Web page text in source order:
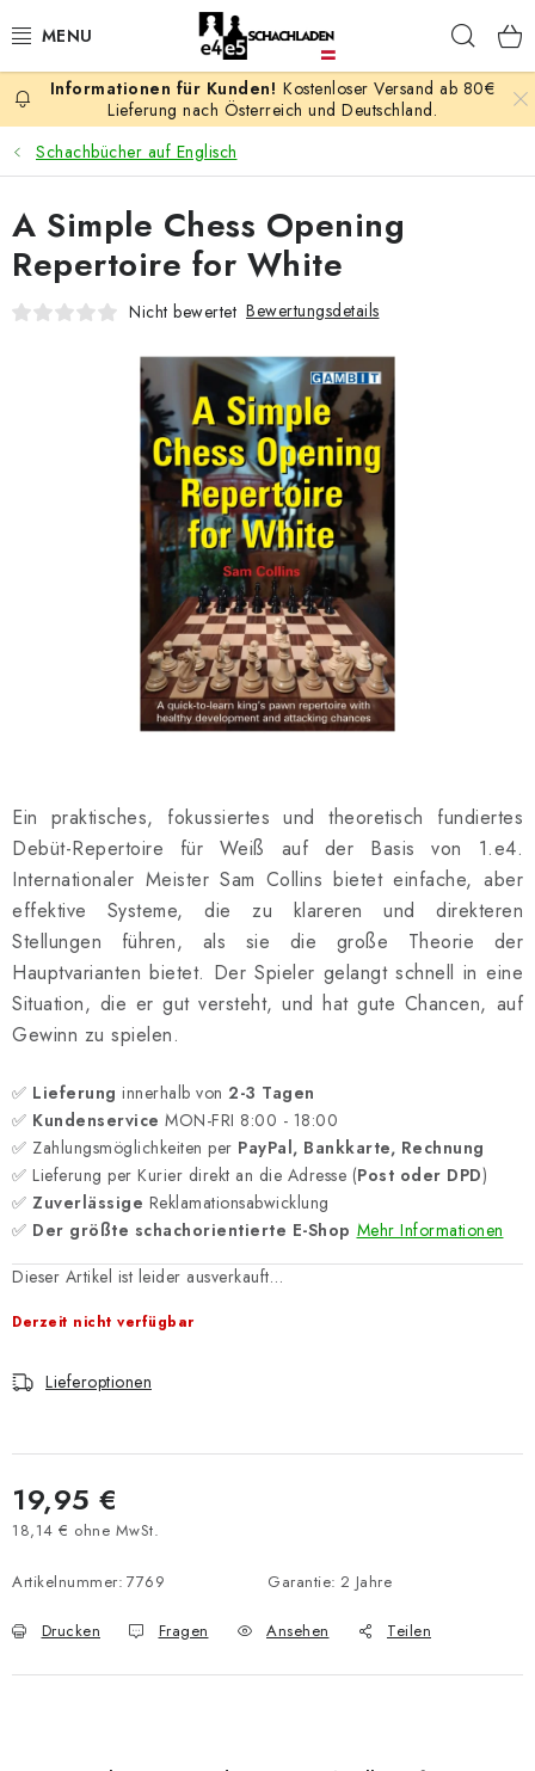
Inhalt
AKTION
SCHACHSPIELE
SCHACHFIGUREN
SCHACHBRETTER
SCHACHUHREN
SCHACHBÜCHER
SCHACH-ANTIQUITÄTENLADEN
SCHACH ONLINE
SCHACH-MERCH
SCHACH GESCHENKE
GESCHÄFTSBEDINGUNGEN
Kontakt FAQ Über uns
Schachblog
Geschäftsbedingungen
Kostenloser Versand ab 80€
Lieferung nach Österreich und Deutschland.
Schachbücher auf Englisch
Ein praktisches, fokussiertes und theoretisch fundiertes
Debüt-Repertoire für Weiß auf der Basis von 1.e4.
Internationaler Meister Sam Collins bietet einfache, aber
effektive Systeme, die zu klareren und direkteren
Stellungen führen, als sie die große Theorie der
Hauptvarianten bietet. Der Spieler gelangt schnell in eine
Situation, die er gut versteht, und hat gute Chancen, auf
Gewinn zu spielen.
✅ Lieferung innerhalb von 2-3 Tagen
✅ Kundenservice MON-FRI 8:00 - 18:00
✅ Zahlungsmöglichkeiten per PayPal, Bankkarte, Rechnung
✅ Lieferung per Kurier direkt an die Adresse (Post oder DPD)
✅ Zuverlässige Reklamationsabwicklung
✅ Der größte schachorientierte E-Shop Mehr Informationen
Dieser Artikel ist leider ausverkauft…
Derzeit nicht verfügbar
Lieferoptionen
19,95 €
18,14 € ohne MwSt.
Artikelnummer: 7769 Garantie: 2 Jahre
Drucken Fragen Ansehen Teilen
A Simple Chess Opening
Repertoire for White
Nicht bewertet Bewertungsdetails